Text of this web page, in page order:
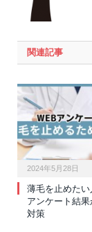
関連記事
2024年5月28日
薄毛を止めた
アンケート結
対策